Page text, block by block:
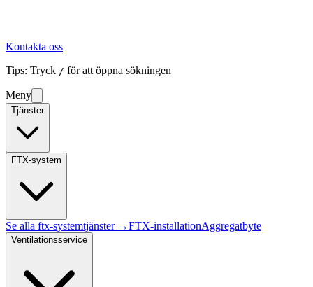
Kontakta oss
Tips: Tryck / för att öppna sökningen
Meny
Tjänster
FTX-system
Se alla ftx-systemtjänster →FTX-installationAggregatbyte
Ventilationsservice